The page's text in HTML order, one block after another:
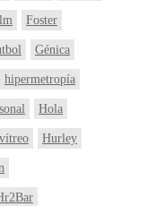
Foster
Génica
hipermetropía
Hola
Hurley